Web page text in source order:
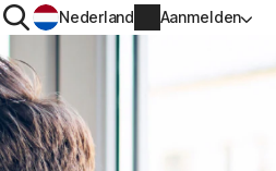
ZoekenNederland Aanmelden